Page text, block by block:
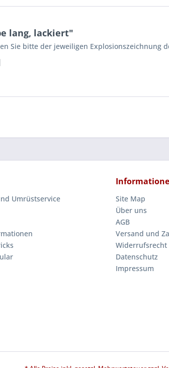
lang, lackiert"
Sie bitte der jeweiligen Explosionszeichnung
Umrüstservice
Site Map
Über uns
AGB
Versand und
Widerrufsrecht
Datenschutz
Impressum